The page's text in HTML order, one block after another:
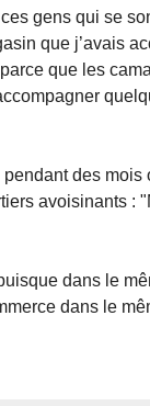
gens qui se
que j’avais
que les
des mois
avoisinants :
dans le
dans le